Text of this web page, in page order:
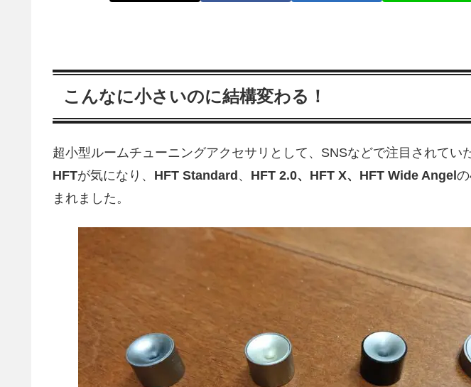
こんなに小さいのに結構変わる！
超小型ルームチューニングアクセサリとして、SNSなどで注目されてい
HFTが気になり、 HFT Standard、 HFT 2.0、HFT X、HFT Wide Angel
まれました。